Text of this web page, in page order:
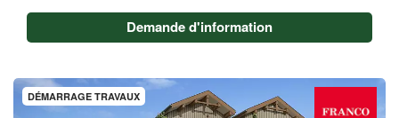
Demande d'information
DÉMARRAGE TRAVAUX